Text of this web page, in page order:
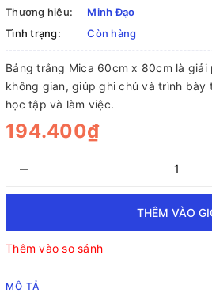
Thương hiệu:
Minh Đạo
Tình trạng:
Còn hàng
Bảng trắng Mica 60cm x 80cm là giải
không gian, giúp ghi chú và trình bày
học tập và làm việc.
194.400₫
–
THÊM VÀO
Thêm vào so sánh
MÔ TẢ